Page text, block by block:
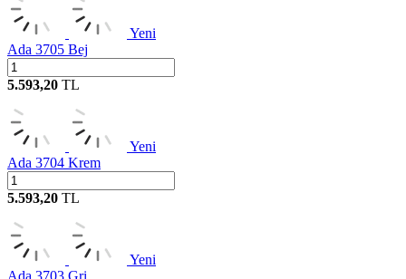
Yeni
Ada 3705 Bej
5.593,20 TL
Yeni
Ada 3704 Krem
5.593,20 TL
Yeni
Ada 3703 Gri